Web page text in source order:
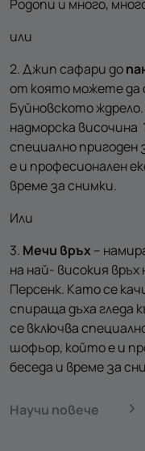
Родопи и много,
или
2. Джип сафари до
от която можете да
Буйновското
надморска
специално
е и професионален
време за снимки.
Или
3. Мечи връх–
на най- високия връх
Персенк. Като се
спираща дъха гледа
се включва
шофьор, който е и
беседа и време за
Научи повече